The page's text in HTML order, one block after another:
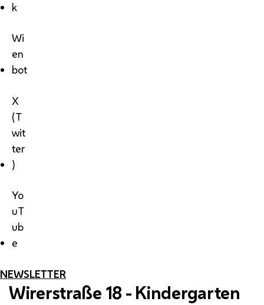
k
Wi
en
bot
X
(T
wit
ter
)
Yo
uT
ub
e
NEWSLETTER
Wirerstraße 18 - Kindergarten